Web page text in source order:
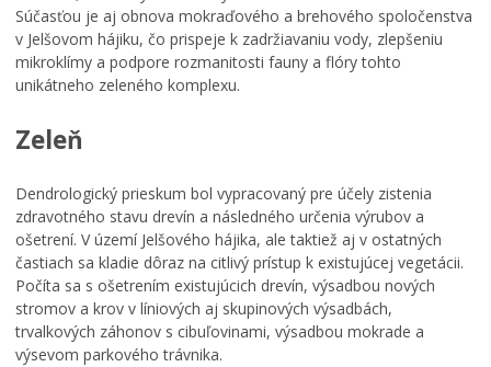
Súčasťou je aj obnova mokraďového a brehového spoločenstva
v Jelšovom hájiku, čo prispeje k zadržiavaniu vody, zlepšeniu
mikroklímy a podpore rozmanitosti fauny a flóry tohto
unikátneho zeleného komplexu.
Zeleň
Dendrologický prieskum bol vypracovaný pre účely zistenia
zdravotného stavu drevín a následného určenia výrubov a
ošetrení. V území Jelšového hájika, ale taktiež aj v ostatných
častiach sa kladie dôraz na citlivý prístup k existujúcej vegetácii.
Počíta sa s ošetrením existujúcich drevín, výsadbou nových
stromov a krov v líniových aj skupinových výsadbách,
trvalkových záhonov s cibuľovinami, výsadbou mokrade a
výsevom parkového trávnika.